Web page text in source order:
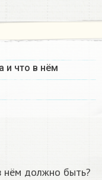
и что в нём
нём должно быть?